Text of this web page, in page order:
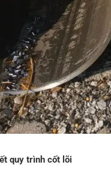
quy trình cốt lõi